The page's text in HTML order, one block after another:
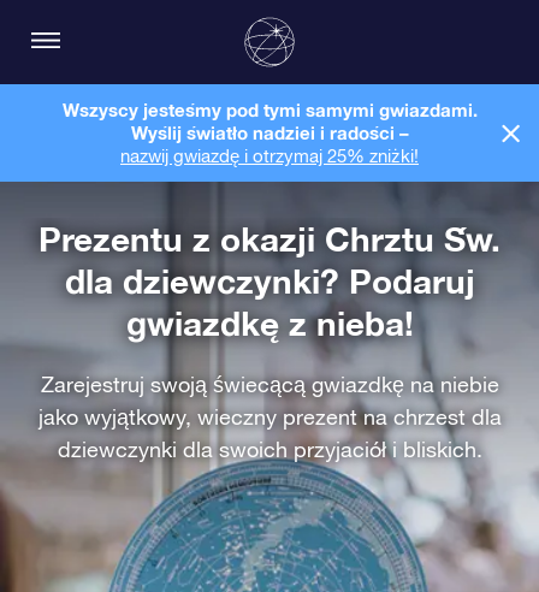
Wszyscy jesteśmy pod tymi samymi gwiazdami.
Wyślij światło nadziei i radości –
nazwij gwiazdę i otrzymaj 25% zniżki!
Prezentu z okazji Chrztu Św.
dla dziewczynki? Podaruj
gwiazdkę z nieba!
Zarejestruj swoją świecącą gwiazdkę na niebie
jako wyjątkowy, wieczny prezent na chrzest dla
dziewczynki dla swoich przyjaciół i bliskich.